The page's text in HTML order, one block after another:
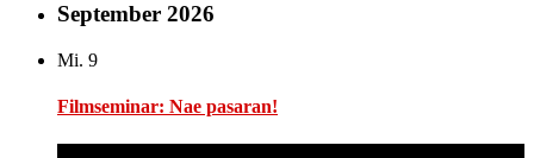
September 2026
Mi. 9
Filmseminar: Nae pasaran!